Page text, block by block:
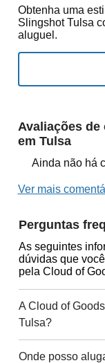
Obtenha uma
Slingshot Tulsa
aluguel.
Avaliações de
em Tulsa
Ainda não há
Ver mais
Perguntas
As seguintes
dúvidas que
pela Cloud of
A Cloud of
Tulsa?
Onde posso